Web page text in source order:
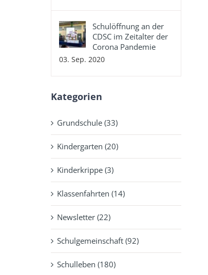
Schulöffnung an der
CDSC im Zeitalter der
Corona Pandemie
03. Sep. 2020
Kategorien
Grundschule (33)
Kindergarten (20)
Kinderkrippe (3)
Klassenfahrten (14)
Newsletter (22)
Schulgemeinschaft (92)
Schulleben (180)